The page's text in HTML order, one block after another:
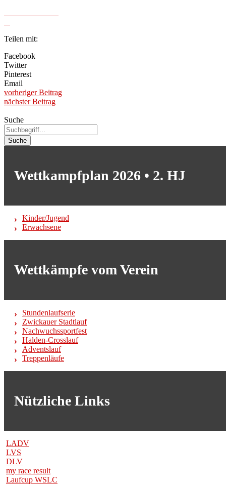
Teilen mit:
Facebook
Twitter
Pinterest
Email
vorheriger Beitrag
nächster Beitrag
Suche
Suche
Wettkampfplan 2026 • 2. HJ
Kinder/Jugend
Erwachsene
Wettkämpfe vom Verein
Stundenlaufserie
Zwickauer Stadtlauf
Nachwuchssportfest
Halden-Crosslauf
Adventslauf
Treppenläufe
Nützliche Links
LADV
LVS
DLV
my race result
Laufcup WSLC